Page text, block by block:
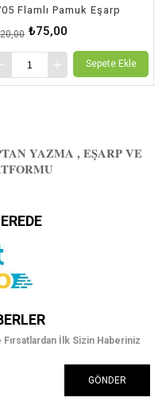
Pamuk Eşarp
₺75,00
Sepete Ekle
YAZMA , EŞARP VE
İlk Sizin Haberiniz
GÖNDER